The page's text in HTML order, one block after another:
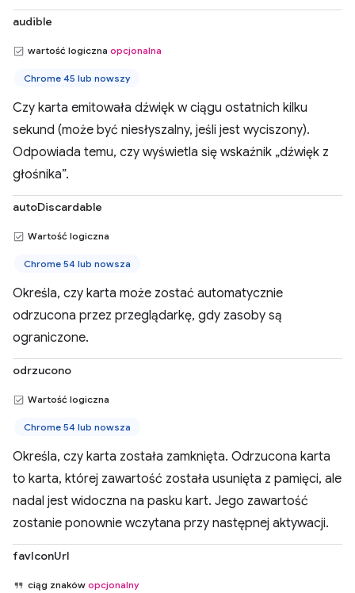
audible
wartość logiczna opcjonalna
Chrome 45 lub nowszy
Czy karta emitowała dźwięk w ciągu ostatnich kilku
sekund (może być niesłyszalny, jeśli jest wyciszony).
Odpowiada temu, czy wyświetla się wskaźnik „dźwięk z
głośnika”.
autoDiscardable
Wartość logiczna
Chrome 54 lub nowsza
Określa, czy karta może zostać automatycznie
odrzucona przez przeglądarkę, gdy zasoby są
ograniczone.
odrzucono
Wartość logiczna
Chrome 54 lub nowsza
Określa, czy karta została zamknięta. Odrzucona karta
to karta, której zawartość została usunięta z pamięci, ale
nadal jest widoczna na pasku kart. Jego zawartość
zostanie ponownie wczytana przy następnej aktywacji.
favIconUrl
ciąg znaków opcjonalny